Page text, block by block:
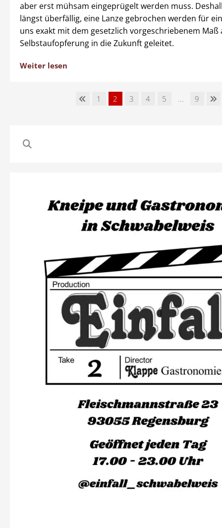
aber erst mühsam eingeprügelt werden muss.
längst überfällig, eine Lanze gebrochen werden für
uns exakt mit dem gesetzlich vorgeschriebenem Maß
Selbstaufopferung in die Zukunft geleitet.
Weiter lesen
1 2 3 4 5 ... 9